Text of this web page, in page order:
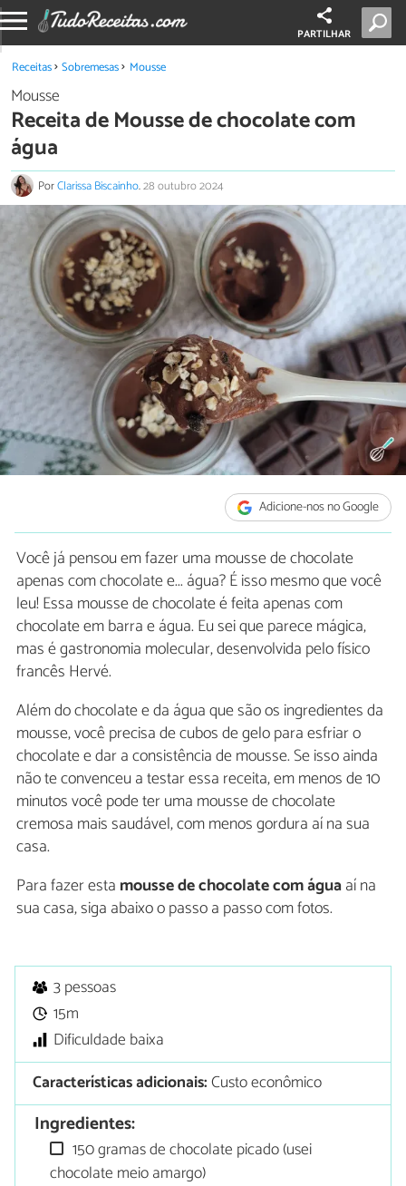
PARTILHAR
Receitas Sobremesas Mousse
Mousse
Receita de Mousse de chocolate com
água
PorClarissa Biscainho.28 outubro 2024
Adicione-nos no Google
Você já pensou em fazer uma mousse de chocolate
apenas com chocolate e... água? É isso mesmo que você
leu! Essa mousse de chocolate é feita apenas com
chocolate em barra e água. Eu sei que parece mágica,
mas é gastronomia molecular, desenvolvida pelo físico
francês Hervé.
Além do chocolate e da água que são os ingredientes da
mousse, você precisa de cubos de gelo para esfriar o
chocolate e dar a consistência de mousse. Se isso ainda
não te convenceu a testar essa receita, em menos de 10
minutos você pode ter uma mousse de chocolate
cremosa mais saudável, com menos gordura aí na sua
casa.
Para fazer esta mousse de chocolate com águaaí na
sua casa, siga abaixo o passo a passo com fotos.
3 pessoas
15m
Dificuldade baixa
Características adicionais:Custo econômico
Ingredientes:
150 gramas de chocolate picado (usei
chocolate meio amargo)